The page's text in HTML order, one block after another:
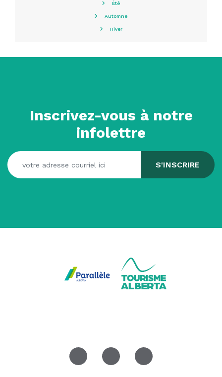
Été
Automne
Hiver
Inscrivez-vous à notre
infolettre